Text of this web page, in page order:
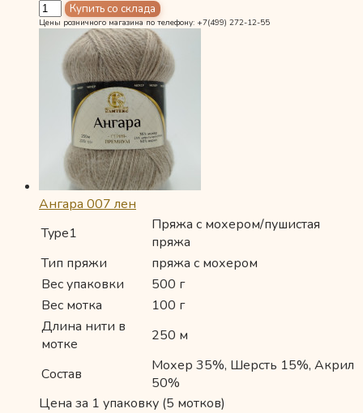
Цены розничного магазина по телефону: +7(499) 272-12-55
Ангара 007 лен
Type1
Пряжа с мохером/пушистая
пряжа
Тип пряжи
пряжа с мохером
Вес упаковки
500 г
Вес мотка
100 г
Длина нити в
мотке
250 м
Состав
Мохер 35%, Шерсть 15%, Акрил
50%
Цена за 1 упаковку (5 мотков)